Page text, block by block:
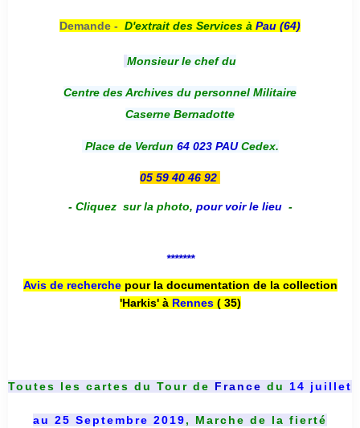
Demande - D'extrait des Services à Pau (64)
Monsieur le chef du
Centre des Archives du personnel Militaire
Caserne Bernadotte
Place de Verdun 64 023 PAUCedex.
05 59 40 46 92
- Cliquez sur la photo, pour voir le lieu -
*******
Avis de recherche pour la documentation de la collection
'Harkis' à Rennes( 35)
Toutes les cartes du Tour de France du 14 juillet
au 25 Septembre 2019, Marche de la fierté